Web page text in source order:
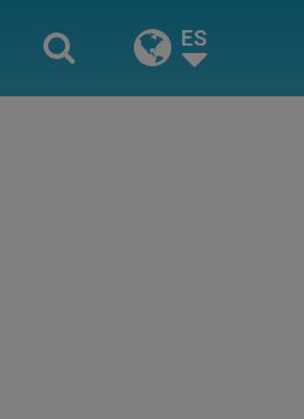
ES